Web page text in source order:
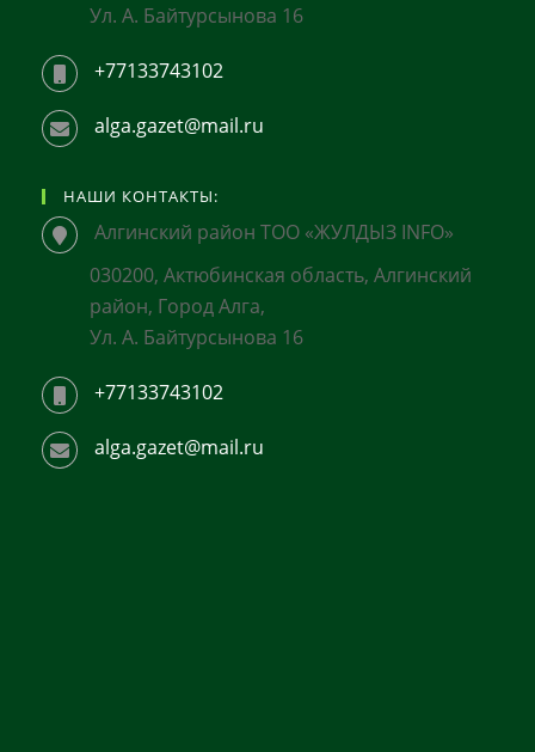
Ул. А. Байтурсынова 16
+77133743102
alga.gazet@mail.ru
НАШИ КОНТАКТЫ:
Алгинский район ТОО «ЖУЛДЫЗ INFO»
030200, Актюбинская область, Алгинский
район, Город Алга,
Ул. А. Байтурсынова 16
+77133743102
alga.gazet@mail.ru